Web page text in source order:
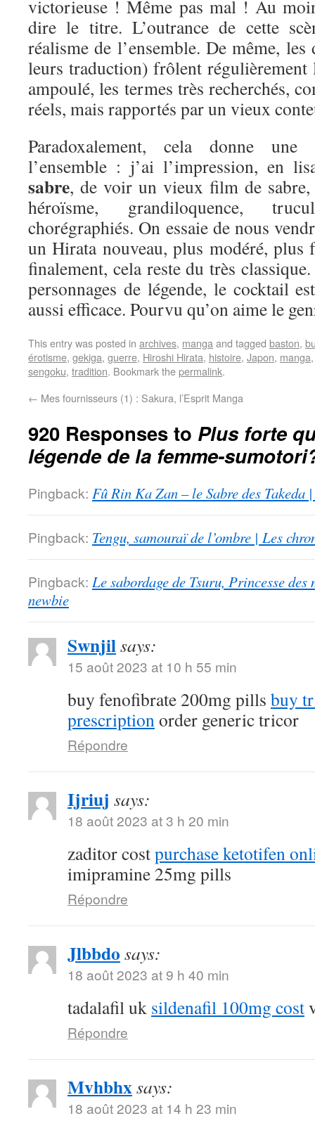
victorieuse ! Même pas mal ! Au
dire le titre. L’outrance de cette
réalisme de l’ensemble. De même,
leurs traduction) frôlent
ampoulé, les termes très recherchés,
réels, mais rapportés par un vieux
Paradoxalement, cela donne une
l’ensemble : j’ai l’impression, en
sabre, de voir un vieux film de sabre,
héroïsme, grandiloquence,
chorégraphiés. On essaie de nous
un Hirata nouveau, plus modéré, plus
finalement, cela reste du très
personnages de légende, le cocktail
aussi efficace. Pourvu qu’on aime le
This entry was posted in archives, manga and tagged baston,
érotisme, gekiga, guerre, Hiroshi Hirata, histoire, Japon, manga
sengoku, tradition. Bookmark thepermalink.
← Mes fournisseurs (1) : Sakura, l’Esprit Manga
920 Responses to Plus forte
légende de la femme-
Pingback: Fû Rin Ka Zan – le Sabre des Takeda
Pingback: Tengu, samouraï de l’ombre | Les
Pingback: Le sabordage de Tsuru, Princesse
newbie
Swnjilsays:
15 août 2023 at 10 h 55 min
buy fenofibrate 200mg pills buy
prescriptionorder generic tricor
Répondre
Ijriuj says:
18 août 2023 at 3 h 20 min
zaditor costpurchase ketotifen
imipramine 25mg pills
Répondre
Jlbbdo says:
18 août 2023 at 9 h 40 min
tadalafil uk sildenafil 100mg cost
Répondre
Mvhbhxsays:
18 août 2023 at 14 h 23 min